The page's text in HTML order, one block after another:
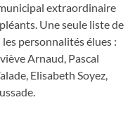
extraordinaire
Une seule liste de
personnalités élues :
Arnaud, Pascal
Elisabeth Soyez,